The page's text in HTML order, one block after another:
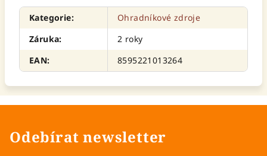
Kategorie:
Ohradníkové zdroje
Záruka:
2 roky
EAN: 8595221013264
Odebírat newsletter